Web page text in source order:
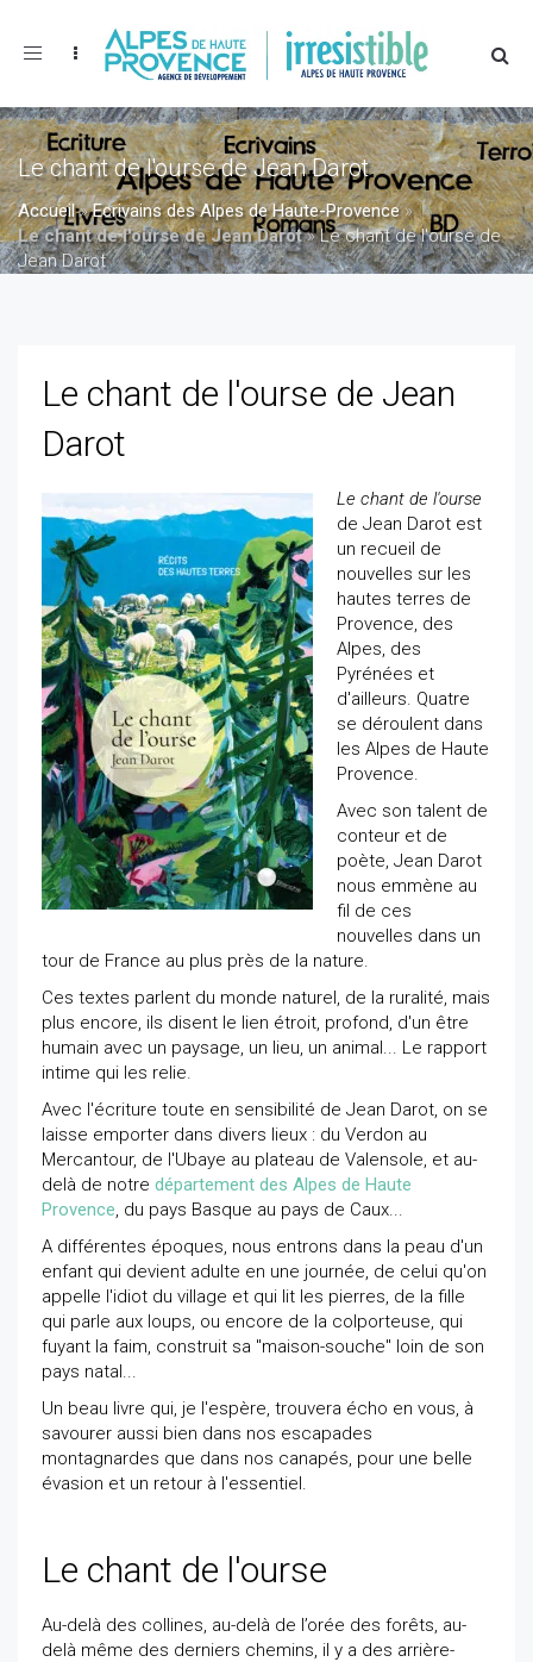
Toggle
Le chant de l'ourse de Jean Darot
Accueil»Ecrivains des Alpes de Haute-Provence»
Le chant de l'ourse de Jean Darot»Le chant de l'ourse de
Jean Darot
Le chant de l'ourse de Jean
Darot
Le chant de l'ourse
de Jean Darot est
un recueil de
nouvelles sur les
hautes terres de
Provence, des
Alpes, des
Pyrénées et
d'ailleurs. Quatre
se déroulent dans
les Alpes de Haute
Provence.
Avec son talent de
conteur et de
poète, Jean Darot
nous emmène au
fil de ces
nouvelles dans un
tour de France au plus près de la nature.
Ces textes parlent du monde naturel, de la ruralité, mais
plus encore, ils disent le lien étroit, profond, d'un être
humain avec un paysage, un lieu, un animal... Le rapport
intime qui les relie.
Avec l'écriture toute en sensibilité de Jean Darot, on se
laisse emporter dans divers lieux : du Verdon au
Mercantour, de l'Ubaye au plateau de Valensole, et au-
delà de notre département des Alpes de Haute
Provence, du pays Basque au pays de Caux...
A différentes époques, nous entrons dans la peau d'un
enfant qui devient adulte en une journée, de celui qu'on
appelle l'idiot du village et qui lit les pierres, de la fille
qui parle aux loups, ou encore de la colporteuse, qui
fuyant la faim, construit sa "maison-souche" loin de son
pays natal...
Un beau livre qui, je l'espère, trouvera écho en vous, à
savourer aussi bien dans nos escapades
montagnardes que dans nos canapés, pour une belle
évasion et un retour à l'essentiel.
Le chant de l'ourse
Au-delà des collines, au-delà de l’orée des forêts, au-
delà même des derniers chemins, il y a des arrière-